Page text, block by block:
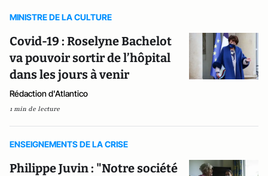
MINISTRE DE LA CULTURE
Covid-19 : Roselyne Bachelot
va pouvoir sortir de l’hôpital
dans les jours à venir
Rédaction d'Atlantico
1 min de lecture
ENSEIGNEMENTS DE LA CRISE
Philippe Juvin : "Notre société